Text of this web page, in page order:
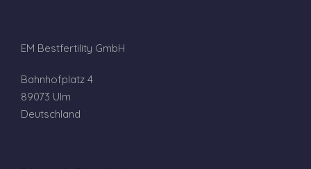
EM Bestfertility GmbH
Bahnhofplatz 4
89073 Ulm
Deutschland